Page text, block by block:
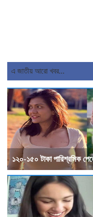
এ জাতীয় আরো খবর...
১২০-১৫০ টাকা পারিশ্রমিক